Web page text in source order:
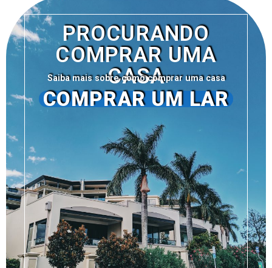
PROCURANDO
COMPRAR UMA
CASA
Saiba mais sobre como comprar uma casa
COMPRAR UM LAR